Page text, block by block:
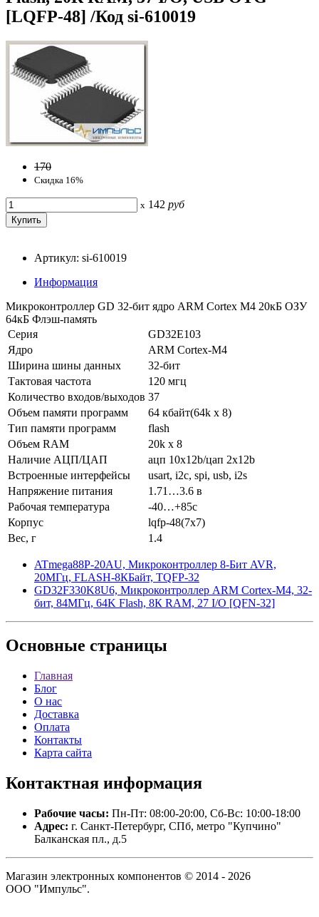
[LQFP-48] /Код si-610019
170
Скидка 16%
x 142 руб
Артикул: si-610019
Информация
Микроконтроллер GD 32-бит ядро ARM Cortex M4 20кБ ОЗУ
64кБ Флэш-память
Серия
GD32E103
Ядро
ARM Cortex-M4
Ширина шины данных
32-бит
Тактовая частота
120 мгц
Количество входов/выходов 37
Объем памяти программ
64 кбайт(64k x 8)
Тип памяти программ
flash
Объем RAM
20k x 8
Наличие АЦП/ЦАП
ацп 10x12b/цап 2x12b
Встроенные интерфейсы
usart, i2c, spi, usb, i2s
Напряжение питания
1.71…3.6 в
Рабочая температура
-40…+85c
Корпус
lqfp-48(7x7)
Вес, г
1.4
ATmega88P-20AU, Микроконтроллер 8-Бит AVR,
20МГц, FLASH-8КБайт, TQFP-32
GD32F330K8U6, Микроконтроллер ARM Cortex-M4, 32-
бит, 84МГц, 64K Flash, 8К RAM, 27 I/O [QFN-32]
Основные страницы
Главная
Блог
О нас
Доставка
Оплата
Контакты
Карта сайта
Контактная информация
Рабочие часы: Пн-Пт: 08:00-20:00, Сб-Вс: 10:00-18:00
Адрес: г. Санкт-Петербург, СПб, метро "Купчино"
Балканская пл., д.5
Магазин электронных компонентов © 2014 - 2026
ООО "Импульс".